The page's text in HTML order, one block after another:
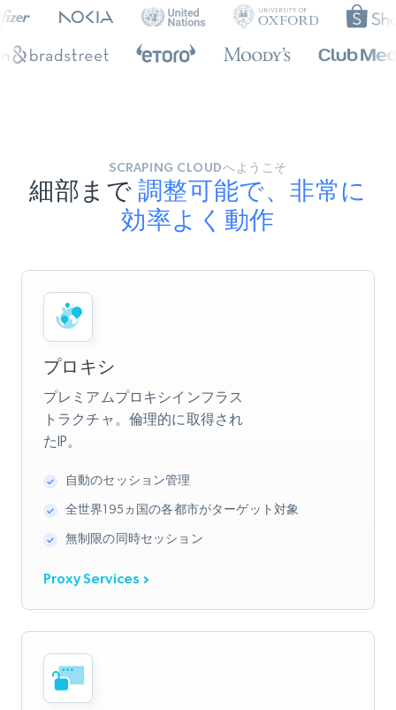
SCRAPING CLOUDへようこそ
細部まで 調整可能で、非常に
効率よく動作
プロキシ
プレミアムプロキシインフラス
トラクチャ。倫理的に取得され
たIP。
自動のセッション管理
全世界195ヵ国の各都市がターゲット対象
無制限の同時セッション
Proxy Services